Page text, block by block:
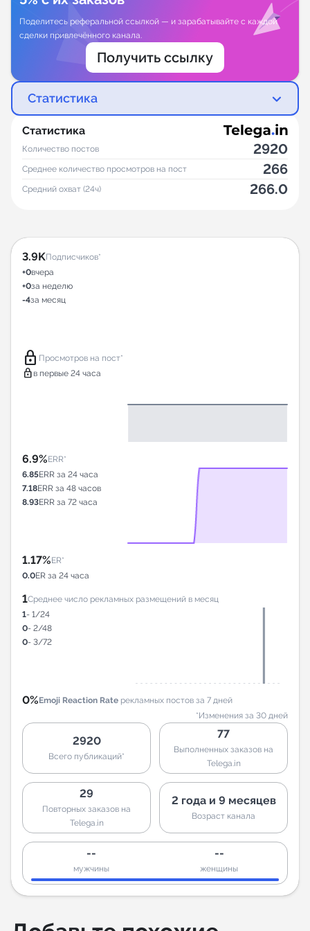
Поделитесь реферальной ссылкой — и зарабатывайте с каждой
сделки привлечённого канала.
Получить ссылку
Статистика
Статистика
Количество постов 2920
Среднее количество просмотров на пост 266
Средний охват (24ч) 266.0
3.9KПодписчиков*
+0вчера
+0за неделю
-4за месяц
lock Просмотров на пост*
lock в первые 24 часа
6.9%ERR*
6.85ERR за 24 часа
7.18ERR за 48 часов
8.93ERR за 72 часа
1.17%ER*
0.0ER за 24 часа
1Среднее число рекламных размещений в месяц
1- 1/24
0- 2/48
0- 3/72
0%Emoji Reaction Rate рекламных постов за 7 дней
*Изменения за 30 дней
2920
Всего публикаций*
77
Выполненных заказов на
Telega.in
29
Повторных заказов на
Telega.in
2 года и 9 месяцев
Возраст канала
--
мужчины
--
женщины